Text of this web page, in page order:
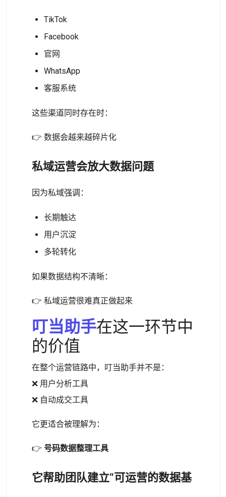
TikTok
Facebook
官网
WhatsApp
客服系统
这些渠道同时存在时：
👉 数据会越来越碎片化
私域运营会放大数据问题
因为私域强调：
长期触达
用户沉淀
多轮转化
如果数据结构不清晰：
👉 私域运营很难真正做起来
叮当助手在这一环节中
的价值
在整个运营链路中，叮当助手并不是：
❌ 用户分析工具
❌ 自动成交工具
它更适合被理解为：
👉 号码数据整理工具
它帮助团队建立“可运营的数据基